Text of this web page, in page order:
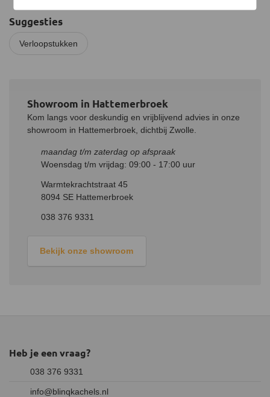
groter naar kleiner) niet is toegestaan. Dit kan de rookgasafvoer
belemmeren en de veiligheid in gevaar brengen.
Ø119mm naar Ø150mm is bedoeld om de diameter te vergroten,
buitendiameter van 120 mm over de kleine zijde van het
verloopstuk. De grotere zijde met een binnendiameter van 150
mm past over de verjonging van de bestaande kachelpijp of het
afdichten om rooklekkage te voorkomen.
Suggesties
Verloopstukken
Showroom in Hattemerbroek
Kom langs voor deskundig en vrijblijvend advies in onze
showroom in Hattemerbroek, dichtbij Zwolle.
maandag t/m zaterdag op afspraak
Woensdag t/m vrijdag: 09:00 - 17:00 uur
Warmtekrachtstraat 45
8094 SE Hattemerbroek
038 376 9331
Bekijk onze showroom
Heb je een vraag?
038 376 9331
info@blinqkachels.nl